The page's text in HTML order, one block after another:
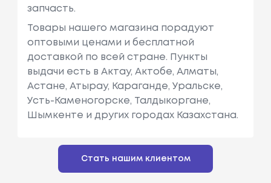
запчасть.
Товары нашего магазина порадуют
оптовыми ценами и бесплатной
доставкой по всей стране. Пункты
выдачи есть в Актау, Актобе, Алматы,
Астане, Атырау, Караганде, Уральске,
Усть-Каменогорске, Талдыкоргане,
Шымкенте и других городах Казахстана.
Стать нашим клиентом